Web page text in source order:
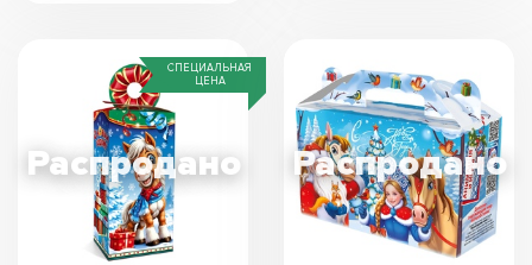
СПЕЦИАЛЬНАЯ
ЦЕНА